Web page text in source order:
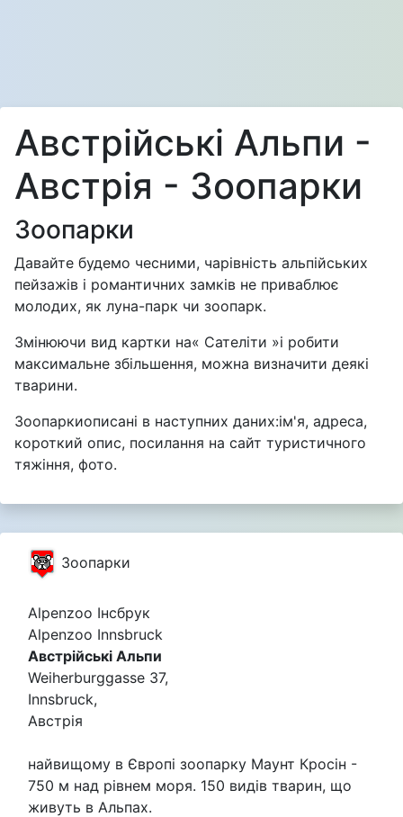
Австрійські Альпи -
Австрія - Зоопарки
Зоопарки
Давайте будемо чесними, чарівність альпійських
пейзажів і романтичних замків не приваблює
молодих, як луна-парк чи зоопарк.
Змінюючи вид картки на« Сателіти »і робити
максимальне збільшення, можна визначити деякі
тварини.
Зоопаркиописані в наступних даних:ім'я, адреса,
короткий опис, посилання на сайт туристичного
тяжіння, фото.
Зоопарки
Alpenzoo Інсбрук
Alpenzoo Innsbruck
Австрійські Альпи
Weiherburggasse 37,
Innsbruck,
Австрія
найвищому в Європі зоопарку Маунт Кросін -
750 м над рівнем моря. 150 видів тварин, що
живуть в Альпах.